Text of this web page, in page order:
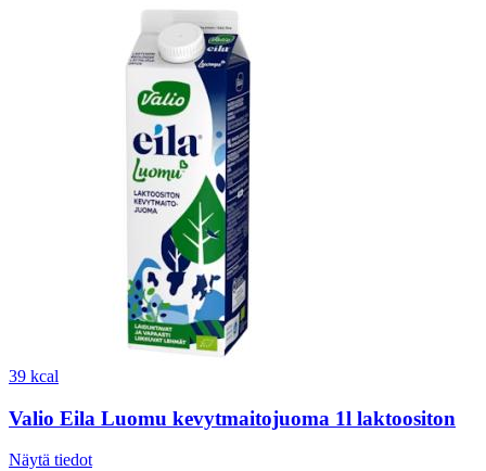
39 kcal
Valio Eila Luomu kevytmaitojuoma 1l laktoositon
Näytä tiedot